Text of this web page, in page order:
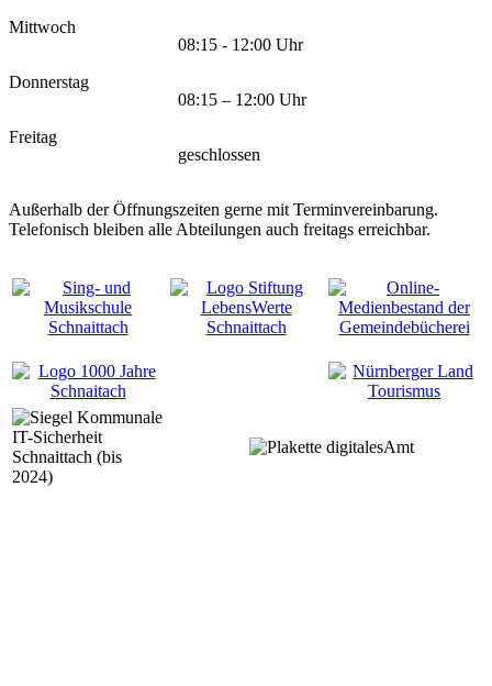
Mittwoch
08:15 - 12:00 Uhr
Donnerstag
08:15 – 12:00 Uhr
Freitag
geschlossen
Außerhalb der Öffnungszeiten gerne mit Terminvereinbarung.
Telefonisch bleiben alle Abteilungen auch freitags erreichbar.